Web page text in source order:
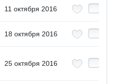
11 октября 2016
18 октября 2016
25 октября 2016